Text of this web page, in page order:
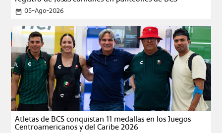
date_range 05-Ago-2026
Atletas de BCS conquistan 11 medallas en los Juegos
Centroamericanos y del Caribe 2026